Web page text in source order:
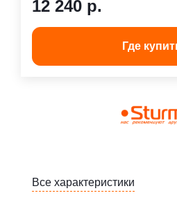
12 240 р.
Где
Все характеристики